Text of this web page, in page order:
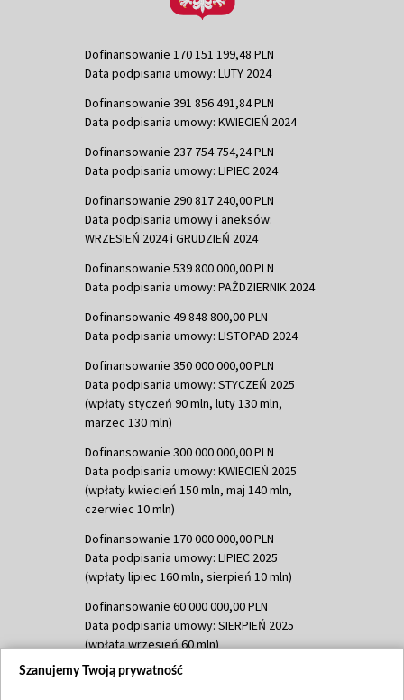
Dofinansowanie 170 151 199,48 PLN
Data podpisania umowy: LUTY 2024
Dofinansowanie 391 856 491,84 PLN
Data podpisania umowy: KWIECIEŃ 2024
Dofinansowanie 237 754 754,24 PLN
Data podpisania umowy: LIPIEC 2024
Dofinansowanie 290 817 240,00 PLN
Data podpisania umowy i aneksów:
WRZESIEŃ 2024 i GRUDZIEŃ 2024
Dofinansowanie 539 800 000,00 PLN
Data podpisania umowy: PAŹDZIERNIK 2024
Dofinansowanie 49 848 800,00 PLN
Data podpisania umowy: LISTOPAD 2024
Dofinansowanie 350 000 000,00 PLN
Data podpisania umowy: STYCZEŃ 2025
(wpłaty styczeń 90 mln, luty 130 mln,
marzec 130 mln)
Dofinansowanie 300 000 000,00 PLN
Data podpisania umowy: KWIECIEŃ 2025
(wpłaty kwiecień 150 mln, maj 140 mln,
czerwiec 10 mln)
Dofinansowanie 170 000 000,00 PLN
Data podpisania umowy: LIPIEC 2025
(wpłaty lipiec 160 mln, sierpień 10 mln)
Dofinansowanie 60 000 000,00 PLN
Data podpisania umowy: SIERPIEŃ 2025
(wpłata wrzesień 60 mln)
Dofinansowanie 635 783 051,21 PLN
Szanujemy Twoją prywatność